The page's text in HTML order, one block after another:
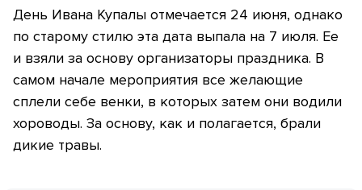
День Ивана Купалы отмечается 24 июня, однако
по старому стилю эта дата выпала на 7 июля. Ее
и взяли за основу организаторы праздника. В
самом начале мероприятия все желающие
сплели себе венки, в которых затем они водили
хороводы. За основу, как и полагается, брали
дикие травы.